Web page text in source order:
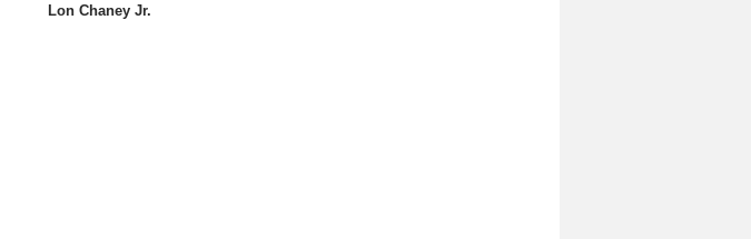
Lon Chaney Jr.